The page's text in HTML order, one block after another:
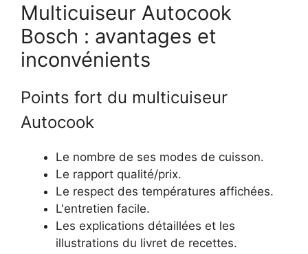
Multicuiseur Autocook
Bosch : avantages et
inconvénients
Points fort du multicuiseur
Autocook
Le nombre de ses modes de cuisson.
Le rapport qualité/prix.
Le respect des températures affichées.
L'entretien facile.
Les explications détaillées et les
illustrations du livret de recettes.